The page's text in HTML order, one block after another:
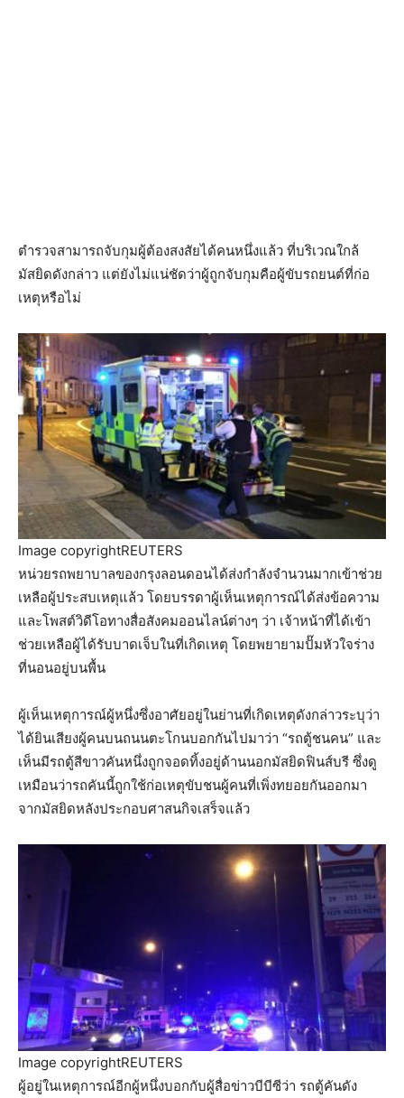
ตำรวจสามารถจับกุมผู้ต้องสงสัยได้คนหนึ่งแล้ว ที่บริเวณใกล้
มัสยิดดังกล่าว แต่ยังไม่แน่ชัดว่าผู้ถูกจับกุมคือผู้ขับรถยนต์ที่ก่อ
เหตุหรือไม่
Image copyrightREUTERS
หน่วยรถพยาบาลของกรุงลอนดอนได้ส่งกำลังจำนวนมากเข้าช่วย
เหลือผู้ประสบเหตุแล้ว โดยบรรดาผู้เห็นเหตุการณ์ได้ส่งข้อความ
และโพสต์วิดีโอทางสื่อสังคมออนไลน์ต่างๆ ว่า เจ้าหน้าที่ได้เข้า
ช่วยเหลือผู้ได้รับบาดเจ็บในที่เกิดเหตุ โดยพยายามปั๊มหัวใจร่าง
ที่นอนอยู่บนพื้น
ผู้เห็นเหตุการณ์ผู้หนึ่งซึ่งอาศัยอยู่ในย่านที่เกิดเหตุดังกล่าวระบุว่า
ได้ยินเสียงผู้คนบนถนนตะโกนบอกกันไปมาว่า “รถตู้ชนคน” และ
เห็นมีรถตู้สีขาวคันหนึ่งถูกจอดทิ้งอยู่ด้านนอกมัสยิดฟินส์บรี ซึ่งดู
เหมือนว่ารถคันนี้ถูกใช้ก่อเหตุขับชนผู้คนที่เพิ่งทยอยกันออกมา
จากมัสยิดหลังประกอบศาสนกิจเสร็จแล้ว
Image copyrightREUTERS
ผู้อยู่ในเหตุการณ์อีกผู้หนึ่งบอกกับผู้สื่อข่าวบีบีซีว่า รถตู้คันดัง